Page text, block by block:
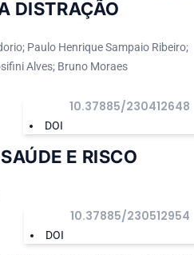
DISTRAÇÃO
Paulo Henrique Sampaio Ribeiro;
Alves; Bruno Moraes
DOI
10.37885/230412648
E RISCO
DOI
10.37885/230512954